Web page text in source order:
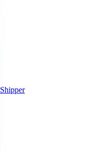
Shipper